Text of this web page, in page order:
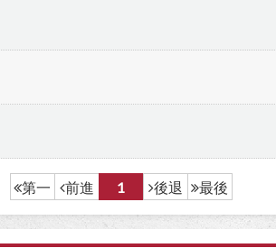
第一 前進 1 後退 最後